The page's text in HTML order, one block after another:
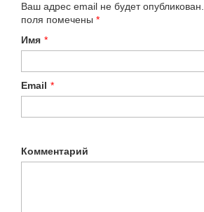
Ваш адрес email не будет опубликован.
поля помечены *
Имя *
Email *
Комментарий